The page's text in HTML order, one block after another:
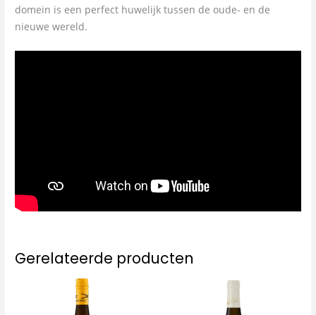
domein is een perfect huwelijk tussen de oude- en de
nieuwe wereld.
Gerelateerde producten